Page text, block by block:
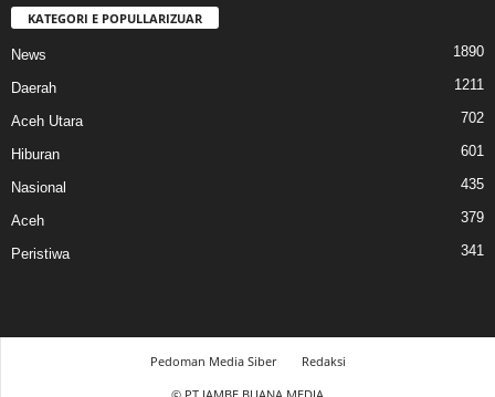
KATEGORI E POPULLARIZUAR
News 1890
Daerah 1211
Aceh Utara 702
Hiburan 601
Nasional 435
Aceh 379
Peristiwa 341
Pedoman Media Siber
Redaksi